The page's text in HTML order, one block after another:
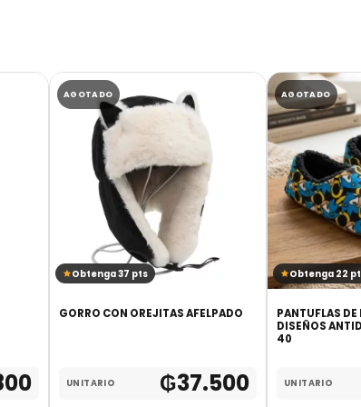
AGOTADO
Obtenga 37 pts
GORRO CON OREJITAS AFELPADO
UNITARIO ₲37.500
AGOTADO
Obtenga 22
PANTUFLAS
DISEÑOS
40
UNITARIO